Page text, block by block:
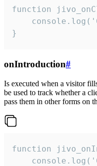
function
}
onIntroduction#
Is executed when a visitor
be used to track whether a
pass them in other forms on
function